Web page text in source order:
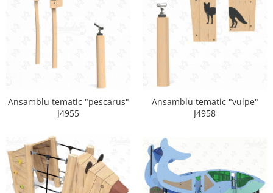
Echipamente fitness
Mese de jocuri
Garduri/Imprejmuiri
Panouri pentru informare/Marcaje
Foisoare si pergole
Ansamblu tematic "pescarus"
J4955
Ansamblu tematic "vulpe"
J4958